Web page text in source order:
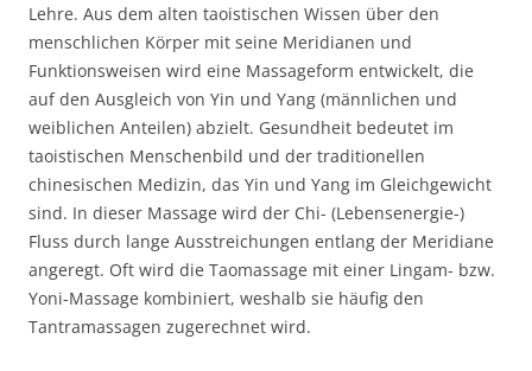
Lehre. Aus dem alten taoistischen Wissen über den
menschlichen Körper mit seine Meridianen und
Funktionsweisen wird eine Massageform entwickelt, die
auf den Ausgleich von Yin und Yang (männlichen und
weiblichen Anteilen) abzielt. Gesundheit bedeutet im
taoistischen Menschenbild und der traditionellen
chinesischen Medizin, das Yin und Yang im Gleichgewicht
sind. In dieser Massage wird der Chi- (Lebensenergie-)
Fluss durch lange Ausstreichungen entlang der Meridiane
angeregt. Oft wird die Taomassage mit einer Lingam- bzw.
Yoni-Massage kombiniert, weshalb sie häufig den
Tantramassagen zugerechnet wird.